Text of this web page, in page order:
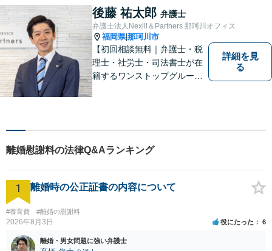
す！【弁護士歴15年】【博多
南駅から徒歩30秒】【予約で
時間外、休日相談可能】【法
テラス利用可】
後藤 祐太郎 弁護士
弁護士法人Nexill＆Partners 那珂川オフィス
福岡県|那珂川市
【初回相談無料｜弁護士・税
理士・社労士・司法書士が在
籍するワンストップグルー
等複数士業の知識が必要な案
プクラスの豊富な実績。
詳細を見
る
離婚慰謝料の法律Q&Aランキング
1 離婚時の公正証書の内容について
#養育費 #離婚の慰謝料
2026年8月3日 役にたった 6
離婚・男女問題に強い弁護士